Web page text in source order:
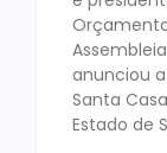
anunciou
Santa
Estado de